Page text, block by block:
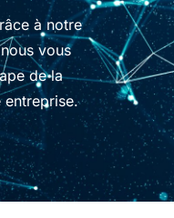
à notre
vous
de la